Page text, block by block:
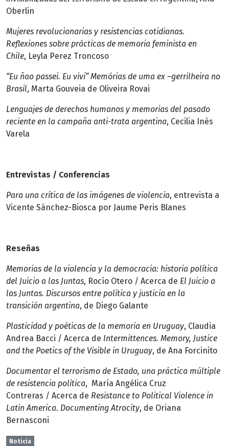
Oberlin
Mujeres revolucionarias y resistencias cotidianas.
Reflexiones sobre prácticas de memoria feminista en
Chile, Leyla Perez Troncoso
“Eu ñao passei. Eu vivi” Memórias de uma ex –gerrilheira no
Brasil, Marta Gouveia de Oliveira Rovai
Lenguajes de derechos humanos y memorias del pasado
reciente en la campaña anti-trata argentina, Cecilia Inés
Varela
Entrevistas / Conferencias
Para una crítica de las imágenes de violencia, entrevista a
Vicente Sánchez-Biosca por Jaume Peris Blanes
Reseñas
Memorias de la violencia y la democracia: historia política
del Juicio a las Juntas, Rocío Otero / Acerca de El Juicio a
las Juntas. Discursos entre política y justicia en la
transición argentina, de Diego Galante
Plasticidad y poéticas de la memoria en Uruguay, Claudia
Andrea Bacci / Acerca de Intermittences. Memory, Justice
and the Poetics of the Visible in Uruguay, de Ana Forcinito
Documentar el terrorismo de Estado, una práctica múltiple
de resistencia política, María Angélica Cruz
Contreras / Acerca de Resistance to Political Violence in
Latin America. Documenting Atrocity, de Oriana
Bernasconi
Noticia